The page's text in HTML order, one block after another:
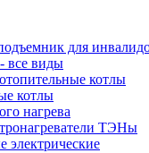
для
все виды
котлы
котлы
нагрева
ТЭНы
электрические